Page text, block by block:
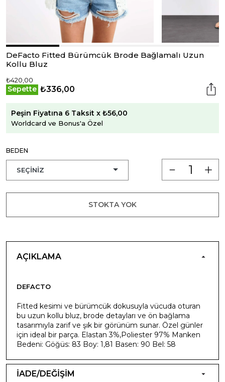
DeFacto Fitted Bürümcük Brode Bağlamalı Uzun
Kollu Bluz
₺420,00
Sepette ₺336,00
Peşin Fiyatına 6 Taksit x ₺56,00
Worldcard ve Bonus'a Özel
BEDEN
STOKTA YOK
AÇIKLAMA
DEFACTO
Fitted kesimi ve bürümcük dokusuyla vücuda oturan
bu uzun kollu bluz, brode detayları ve ön bağlama
tasarımıyla zarif ve şık bir görünüm sunar. Özel günler
için ideal bir parça. Elastan 3%,Poliester 97% Manken
Bedeni: Göğüs: 83 Boy: 1,81 Basen: 90 Bel: 58
İADE/DEĞİŞİM